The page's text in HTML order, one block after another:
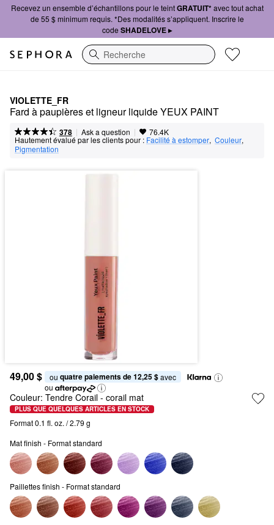
Recevez un ensemble d’échantillons pour le teintGRATUIT*avec tout achat
de 55 $ minimum requis. *Des modalités s’appliquent. Inscrire le
code SHADELOVE ▸
Recherche
VIOLETTE_FR
Fard à paupières et ligneur liquide YEUX PAINT
378 | Ask a question | 76.4K
Hautement évalué par les clients pour : Facilité à estomper, Couleur,
Pigmentation
49,00 $ ou quatre paiements de 12,25 $ avec
ou
Couleur: Tendre Corail - corail mat
PLUS QUE QUELQUES ARTICLES EN STOCK
Format 0.1 fl. oz. / 2.79 g
Mat finish - Format standard
Paillettes finish - Format standard